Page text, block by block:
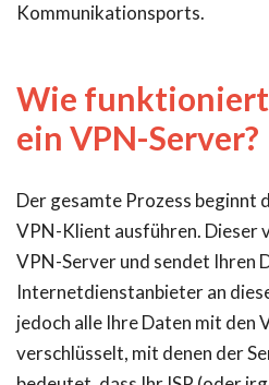
Kommunikationsports.
Wie
ein VPN-Server?
Der gesamte Prozess beginnt
VPN-Klient ausführen. Dieser
VPN-Server und sendet Ihren
Internetdienstanbieter an
jedoch alle Ihre Daten mit den
verschlüsselt, mit denen der